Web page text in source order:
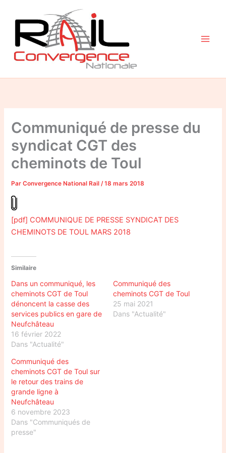
contenu
Communiqué de presse du
syndicat CGT des
cheminots de Toul
ParConvergence National Rail/18 mars 2018
[pdf] COMMUNIQUE DE PRESSE SYNDICAT DES
CHEMINOTS DE TOUL MARS 2018
Similaire
Dans un communiqué, les
cheminots CGT de Toul
dénoncent la casse des
services publics en gare de
Neufchâteau
16 février 2022
Dans "Actualité"
Communiqué des
cheminots CGT de Toul
25 mai 2021
Dans "Actualité"
Communiqué des
cheminots CGT de Toul sur
le retour des trains de
grande ligne à
Neufchâteau
6 novembre 2023
Dans "Communiqués de
presse"